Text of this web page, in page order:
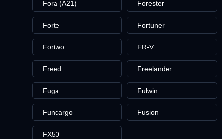
Fora (A21) Forester
Forte Fortuner
Fortwo FR-V
Freed Freelander
Fuga Fulwin
Funcargo Fusion
FX50